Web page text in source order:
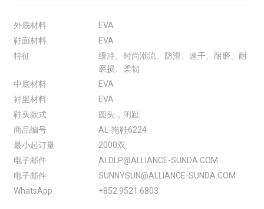
外底材料
EVA
鞋面材料
EVA
特征
缓冲、时尚潮流、防滑、速干、耐磨、耐
磨损、柔韧
中底材料
EVA
衬里材料
EVA
鞋头款式
圆头，闭趾
商品编号
AL-拖鞋6224
最小起订量
2000双
电子邮件
ALDLP@ALLIANCE-SUNDA.COM
电子邮件
SUNNYSUN@ALLIANCE-SUNDA.COM
WhatsApp
+852 9521 6803